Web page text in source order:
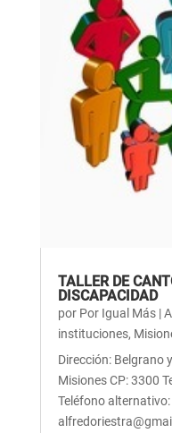
TALLER DE
DISCAPACIDAD
por Por Igual Más|
instituciones,
Dirección: Belgrano
Misiones CP: 3300
Teléfono